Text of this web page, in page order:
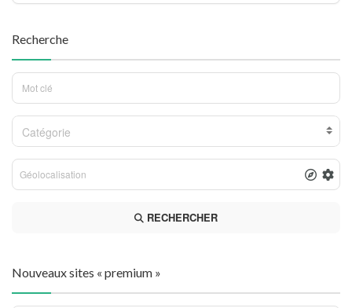
Recherche
Catégorie
RECHERCHER
Nouveaux sites « premium »